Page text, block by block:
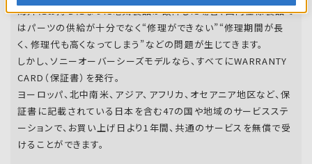
海外にお持ちになった電気製品が故障した場合、国内仕様製品で
はパーツの供給が十分でなく“修理ができない”“修理期間が長
く、修理代も高くなってしまう”などの問題が生じてきます。
しかし、ソニーオーバーシーズモデルなら、すべてにWARRANTY
CARD（保証書）を発行。
ヨーロッパ、北中南米、アジア、アフリカ、オセアニア地区など、保
証書に記載されている日本を含む47の国や地域のサービスステ
ーションで、お買い上げ日より1年間、共通のサービスを無償で受
けることができます。